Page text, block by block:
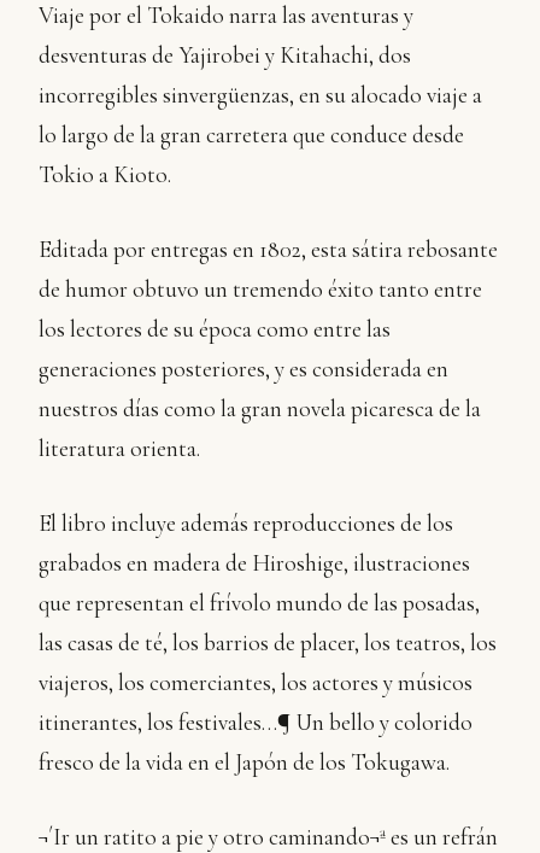
Viaje por el Tokaido narra las aventuras y
desventuras de Yajirobei y Kitahachi, dos
incorregibles sinvergüenzas, en su alocado viaje a
lo largo de la gran carretera que conduce desde
Tokio a Kioto.
Editada por entregas en 1802, esta sátira rebosante
de humor obtuvo un tremendo éxito tanto entre
los lectores de su época como entre las
generaciones posteriores, y es considerada en
nuestros días como la gran novela picaresca de la
literatura orienta.
El libro incluye además reproducciones de los
grabados en madera de Hiroshige, ilustraciones
que representan el frívolo mundo de las posadas,
las casas de té, los barrios de placer, los teatros, los
viajeros, los comerciantes, los actores y músicos
itinerantes, los festivales…¶ Un bello y colorido
fresco de la vida en el Japón de los Tokugawa.
¬´Ir un ratito a pie y otro caminando¬ª es un refrán